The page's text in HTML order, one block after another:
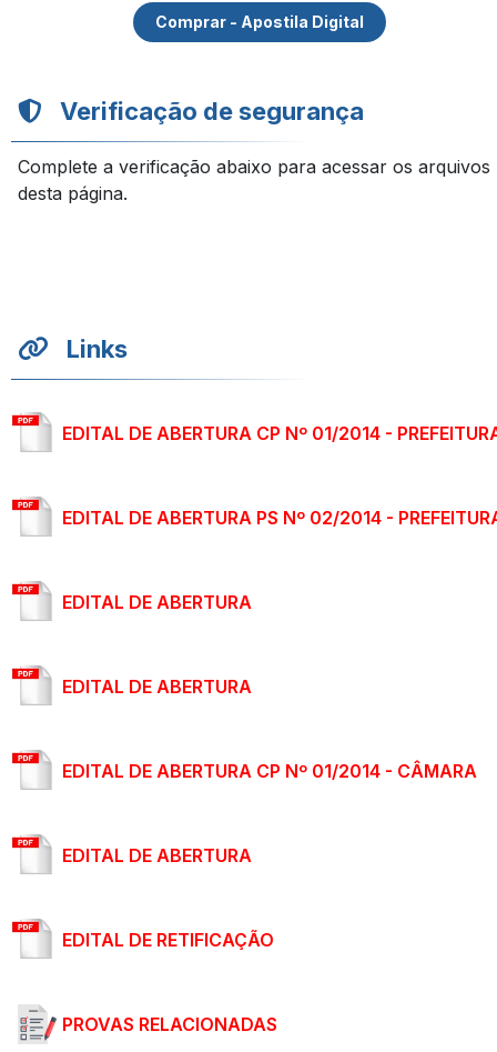
Comprar - Apostila Digital
Verificação de segurança
Complete a verificação abaixo para acessar os arquivos
desta página.
Links
EDITAL DE ABERTURA CP Nº 01/2014 -
EDITAL DE ABERTURA PS Nº 02/2014 -
EDITAL DE ABERTURA
EDITAL DE ABERTURA
EDITAL DE ABERTURA CP Nº 01/2014 - CÂMARA
EDITAL DE ABERTURA
EDITAL DE RETIFICAÇÃO
PROVAS RELACIONADAS